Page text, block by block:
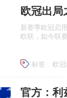
欧冠出局
新赛季欧冠启
欧联，如今联
标签 :
欧
欧冠新旧
官方：利